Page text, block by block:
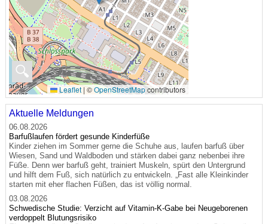
🔍
Leaflet | ©OpenStreetMapcontributors
Aktuelle Meldungen
06.08.2026
Barfußlaufen fördert gesunde Kinderfüße
Kinder ziehen im Sommer gerne die Schuhe aus, laufen barfuß über
Wiesen, Sand und Waldboden und stärken dabei ganz nebenbei ihre
Füße. Denn wer barfuß geht, trainiert Muskeln, spürt den Untergrund
und hilft dem Fuß, sich natürlich zu entwickeln. „Fast alle Kleinkinder
starten mit eher flachen Füßen, das ist völlig normal.
03.08.2026
Schwedische Studie: Verzicht auf Vitamin-K-Gabe bei Neugeborenen
verdoppelt Blutungsrisiko